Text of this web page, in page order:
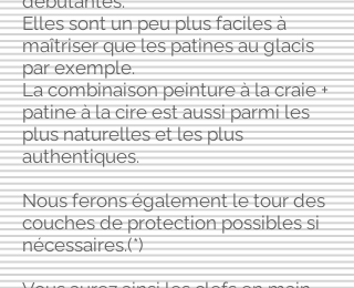
Elles sont un peu plus faciles à
maîtriser que les patines au glacis
par exemple.
La combinaison peinture à la craie +
patine à la cire est aussi parmi les
plus naturelles et les plus
authentiques.
Nous ferons également le tour des
couches de protection possibles si
nécessaires.(*)